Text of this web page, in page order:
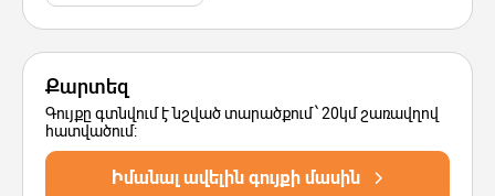
Քարտեզ
Գույքը գտնվում է նշված տարածքում՝ 20կմ շառավղով
հատվածում:
Իմանալ ավելին գույքի մասին